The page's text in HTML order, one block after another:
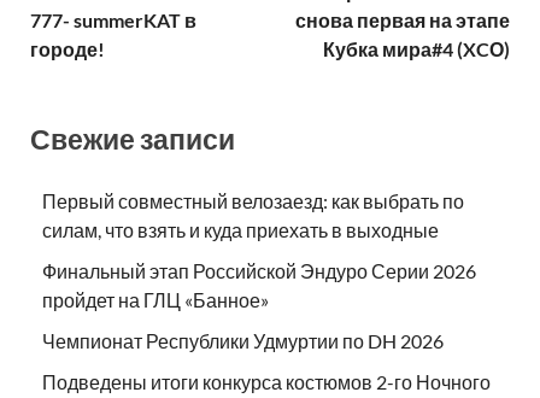
777- summerKAT в
городе!
снова первая на этапе
Кубка мира#4 (XCО)
Свежие записи
Первый совместный велозаезд: как выбрать по
силам, что взять и куда приехать в выходные
Финальный этап Российской Эндуро Серии 2026
пройдет на ГЛЦ «Банное»
Чемпионат Республики Удмуртии по DH 2026
Подведены итоги конкурса костюмов 2-го Ночного